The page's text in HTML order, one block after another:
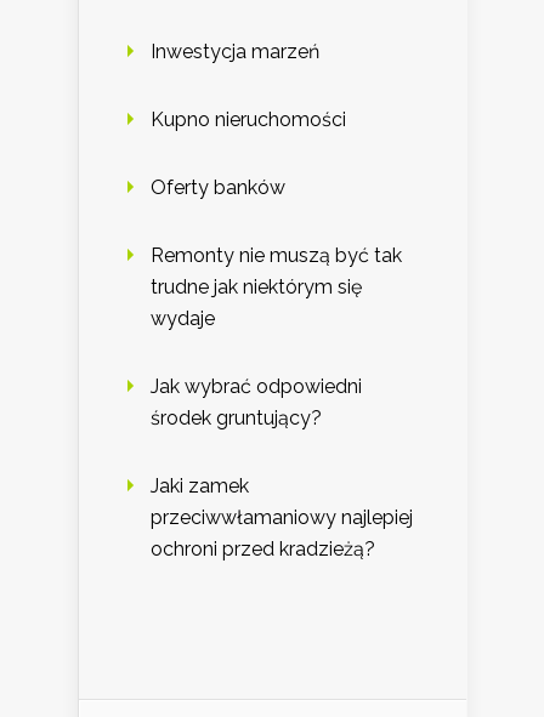
Inwestycja marzeń
Kupno nieruchomości
Oferty banków
Remonty nie muszą być tak
trudne jak niektórym się
wydaje
Jak wybrać odpowiedni
środek gruntujący?
Jaki zamek
przeciwwłamaniowy najlepiej
ochroni przed kradzieżą?